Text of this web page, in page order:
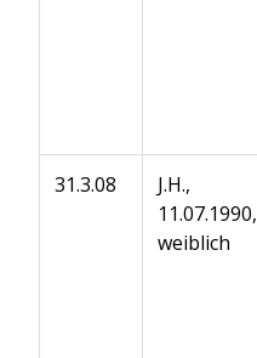
31.3.08
J.H.,
11.07.1990,
weiblich